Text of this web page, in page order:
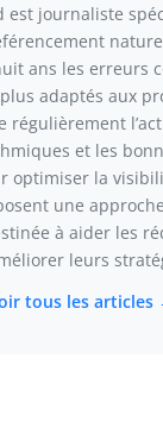
est journaliste
ans les erreurs
adaptés aux
régulièrement
et les
optimiser la
une
à aider les
leurs
tous les articles